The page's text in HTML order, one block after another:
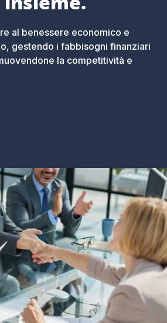
al benessere economico e
gestendo i fabbisogni finanziari
la competitività e